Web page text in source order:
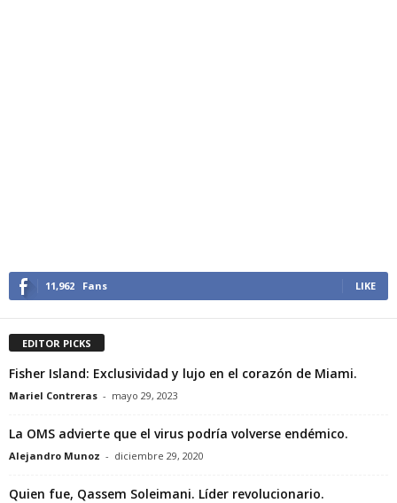
11,962 Fans LIKE
EDITOR PICKS
Fisher Island: Exclusividad y lujo en el corazón de Miami.
Mariel Contreras - mayo 29, 2023
La OMS advierte que el virus podría volverse endémico.
Alejandro Munoz - diciembre 29, 2020
Quien fue, Qassem Soleimani. Líder revolucionario.